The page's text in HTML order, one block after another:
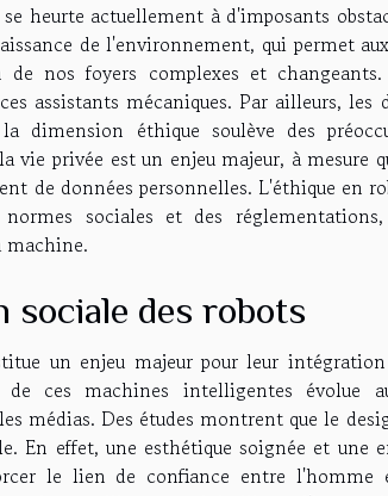
heurte actuellement à d'imposants
de l'environnement, qui permet
nos foyers complexes et
assistants mécaniques. Par ailleurs, les
éthique soulève des
privée est un enjeu majeur, à mesure
de données personnelles. L'éthique en
sociales et des
des robots
un enjeu majeur pour leur
ces machines intelligentes évolue
médias. Des études montrent que le
En effet, une esthétique soignée et une
le lien de confiance entre l'homme